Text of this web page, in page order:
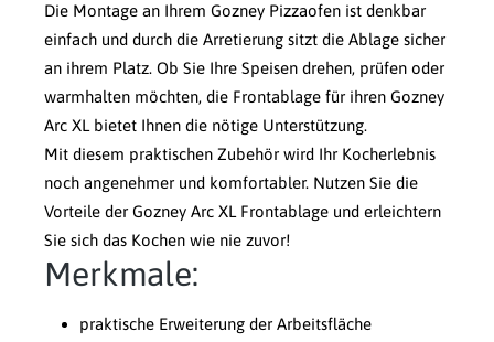
Die Montage an Ihrem Gozney Pizzaofen ist denkbar
einfach und durch die Arretierung sitzt die Ablage sicher
an ihrem Platz. Ob Sie Ihre Speisen drehen, prüfen oder
warmhalten möchten, die Frontablage für ihren Gozney
Arc XL bietet Ihnen die nötige Unterstützung.
Mit diesem praktischen Zubehör wird Ihr Kocherlebnis
noch angenehmer und komfortabler. Nutzen Sie die
Vorteile der Gozney Arc XL Frontablage und erleichtern
Sie sich das Kochen wie nie zuvor!
Merkmale:
praktische Erweiterung der Arbeitsfläche